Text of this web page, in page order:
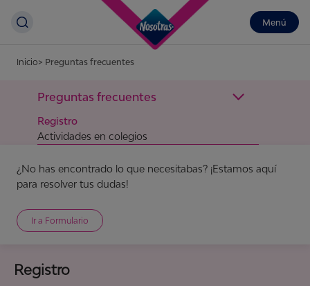
Menú
Inicio Preguntas frecuentes
Preguntas frecuentes
Registro
Actividades en colegios
¿No has encontrado lo que necesitabas? ¡Estamos aquí
para resolver tus dudas!
Ir a Formulario
Registro